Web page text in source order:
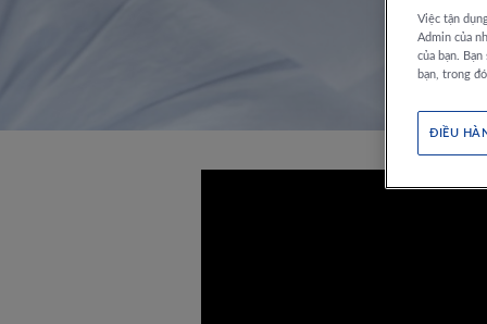
Việc tận
Admin của
của bạn.
bạn, trong
ĐIỀU